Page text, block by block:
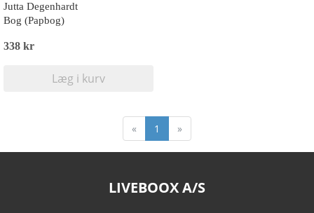
Jutta Degenhardt
Bog (Papbog)
338 kr
Læg i kurv
« 1 »
LIVEBOOX A/S